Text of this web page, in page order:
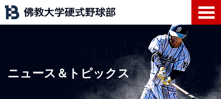
ニュース＆トピックス